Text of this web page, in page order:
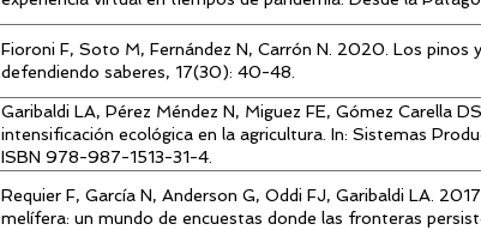
Fioroni F, Soto M, Fernández N, Carrón N. 2020. Los pinos
defendiendo saberes, 17(30): 40-48.
Garibaldi LA, Pérez Méndez N, Miguez FE, Gómez Carella
intensificación ecológica en la agricultura. In: Sistemas
ISBN 978-987-1513-31-4.
Requier F, García N, Anderson G, Oddi FJ, Garibaldi LA.
melífera: un mundo de encuestas donde las fronteras